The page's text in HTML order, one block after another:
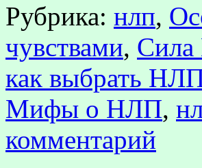
Рубрика: нлп,
чувствами,
как выбрать
Мифы о НЛП,
комментарий